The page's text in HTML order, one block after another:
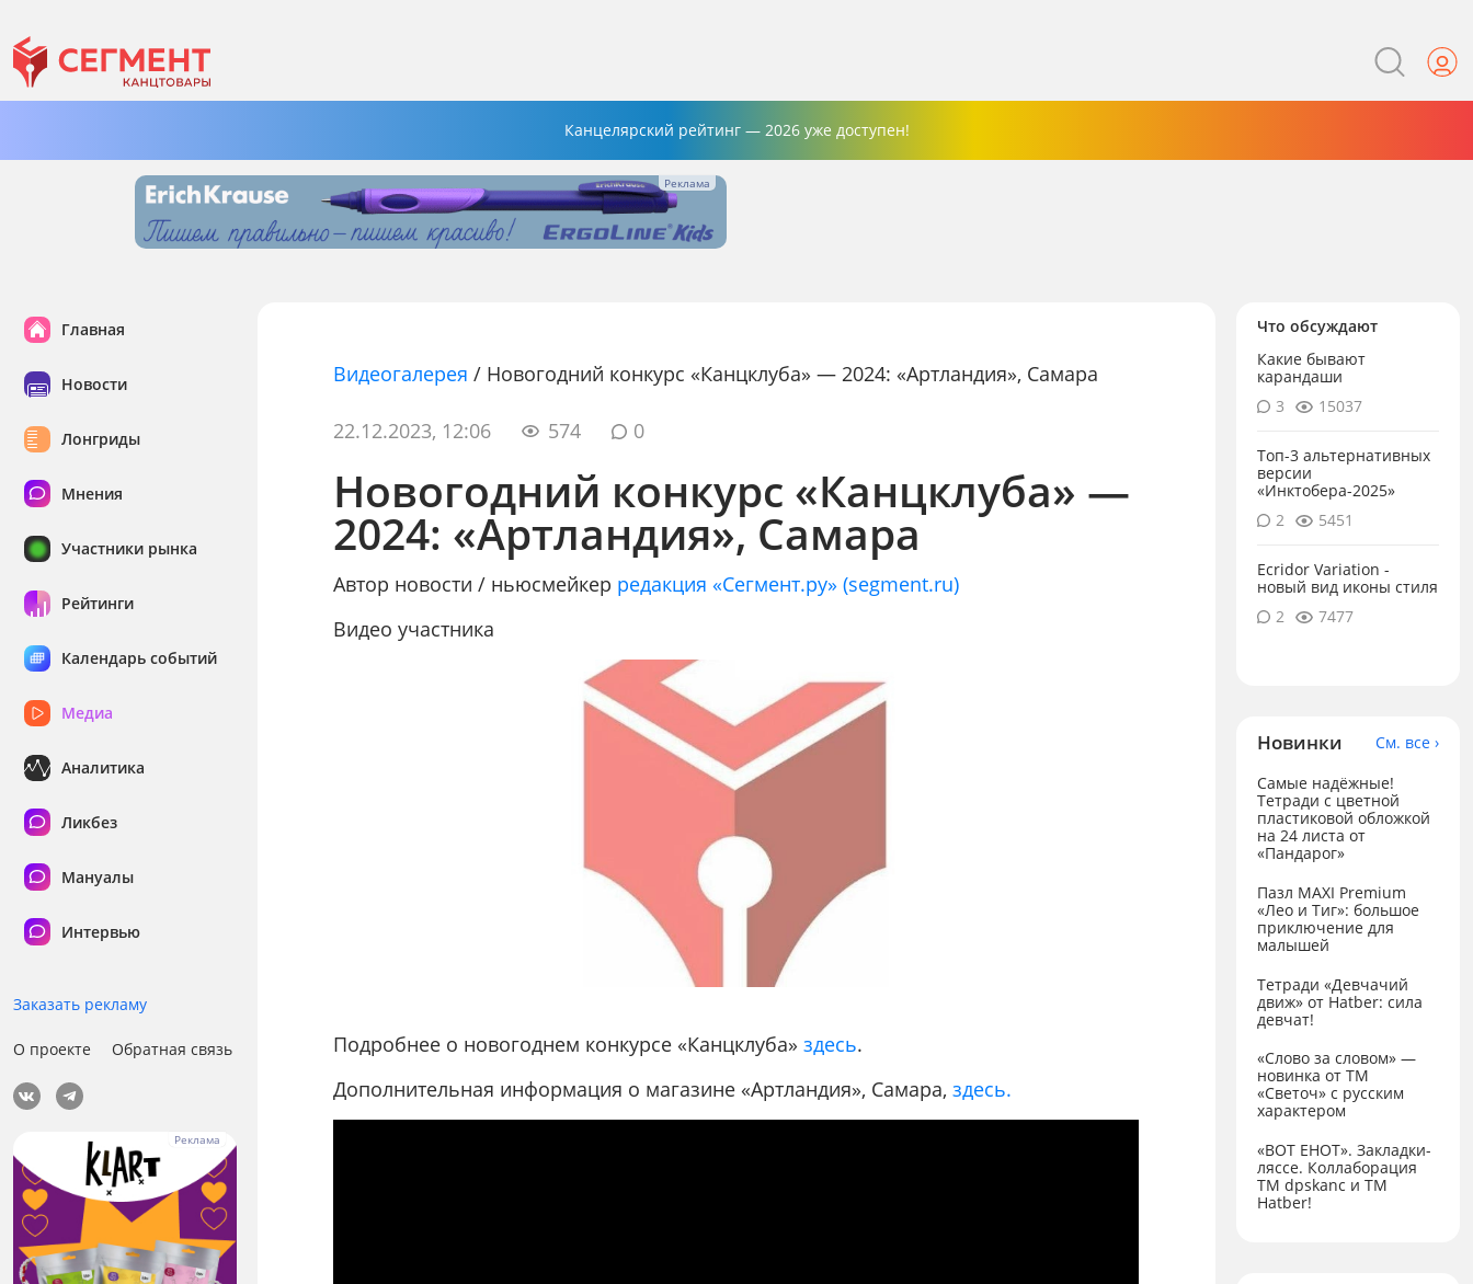
Канцелярский рейтинг — 2026 уже доступен!
Главная
Новости
Лонгриды
Мнения
Участники рынка
Рейтинги
Календарь событий
Медиа
Аналитика
Ликбез
Мануалы
Интервью
Заказать рекламу
О проекте Обратная связь
Видеогалерея / Новогодний конкурс «Канцклуба» — 2024: «Артландия», Самара
22.12.2023, 12:06 574 0
Новогодний конкурс «Канцклуба» —
2024: «Артландия», Самара
Автор новости / ньюсмейкер редакция «Сегмент.ру» (segment.ru)
Видео участника
Подробнее о новогоднем конкурсе «Канцклуба»здесь.
Дополнительная информация о магазине «Артландия», Самара,здесь.
Что обсуждают
Какие бывают
карандаши
3
15037
Топ-3 альтернативных
версии
«Инктобера-2025»
2
5451
Ecridor Variation -
новый вид иконы стиля
2
7477
Новинки
См. все ›
Самые надёжные!
Тетради с цветной
пластиковой обложкой
на 24 листа от
«Пандарог»
Пазл MAXI Premium
«Лео и Тиг»: большое
приключение для
малышей
Тетради «Девчачий
движ» от Hatber: сила
девчат!
«Слово за словом» —
новинка от ТМ
«Светоч» с русским
характером
«ВОТ ЕНОТ». Закладки-
ляссе. Коллаборация
TM dpskanc и ТМ
Hatber!